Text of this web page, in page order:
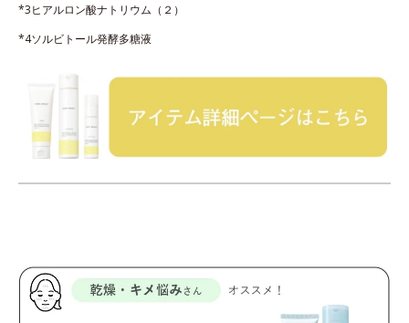
*3ヒアルロン酸ナトリウム（２）
*4ソルビトール発酵多糖液